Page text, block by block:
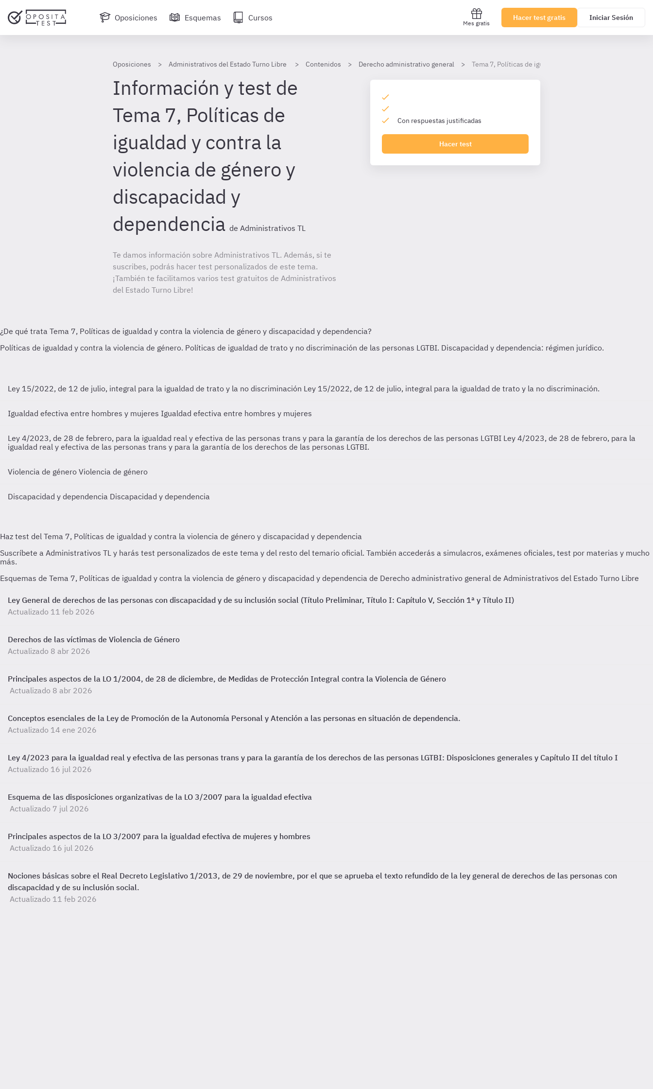
Oposiciones Esquemas Cursos
Mes gratis
Hacer test gratis Iniciar Sesión
Oposiciones Administrativos del Estado Turno Libre Contenidos Derecho administrativo general Tema 7, Políticas de igualdad y contra la violencia de
Información y test de
Tema 7, Políticas de
igualdad y contra la
violencia de género y
discapacidad y
dependencia de Administrativos TL
Te damos información sobre Administrativos TL. Además, si te
suscribes, podrás hacer test personalizados de este tema.
¡También te facilitamos varios test gratuitos de Administrativos
del Estado Turno Libre!
Con respuestas justificadas
Hacer test
Ley 15/2022, de 12 de julio, integral para la igualdad de trato y la no discriminación Ley 15/2022, de 12 de julio, integral para la igualdad de trato y la no discriminación.
Igualdad efectiva entre hombres y mujeres Igualdad efectiva entre hombres y mujeres
Ley 4/2023, de 28 de febrero, para la igualdad real y efectiva de las personas trans y para la garantía de los derechos de las personas LGTBI Ley 4/2023, de 28 de febrero, para la
igualdad real y efectiva de las personas trans y para la garantía de los derechos de las personas LGTBI.
Violencia de género Violencia de género
Discapacidad y dependencia Discapacidad y dependencia
Esquemas de Tema 7, Políticas de igualdad y contra la violencia de género y discapacidad y dependencia de Derecho administrativo general de Administrativos del Estado Turno Libre
Ley General de derechos de las personas con discapacidad y de su inclusión social (Título Preliminar, Título I: Capítulo V, Sección 1ª y Título II)
Actualizado 11 feb 2026
Derechos de las víctimas de Violencia de Género
Actualizado 8 abr 2026
Principales aspectos de la LO 1/2004, de 28 de diciembre, de Medidas de Protección Integral contra la Violencia de Género
Actualizado 8 abr 2026
Conceptos esenciales de la Ley de Promoción de la Autonomía Personal y Atención a las personas en situación de dependencia.
Actualizado 14 ene 2026
Ley 4/2023 para la igualdad real y efectiva de las personas trans y para la garantía de los derechos de las personas LGTBI: Disposiciones generales y Capítulo II del título I
Actualizado 16 jul 2026
Esquema de las disposiciones organizativas de la LO 3/2007 para la igualdad efectiva
Actualizado 7 jul 2026
Principales aspectos de la LO 3/2007 para la igualdad efectiva de mujeres y hombres
Actualizado 16 jul 2026
Nociones básicas sobre el Real Decreto Legislativo 1/2013, de 29 de noviembre, por el que se aprueba el texto refundido de la ley general de derechos de las personas con
discapacidad y de su inclusión social.
Actualizado 11 feb 2026